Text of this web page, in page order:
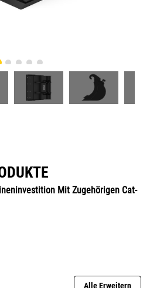
Mit Zugehörigen Cat-
Alle Erweitern